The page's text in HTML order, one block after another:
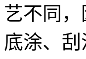
艺不同
底涂、